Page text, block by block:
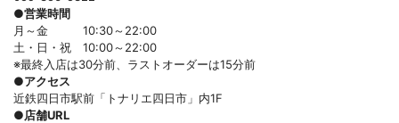
●営業時間
月～金 10:30～22:00
土・日・祝 10:00～22:00
※最終入店は30分前、ラストオーダーは15分前
●アクセス
近鉄四日市駅前「トナリエ四日市」内1F
●店舗URL